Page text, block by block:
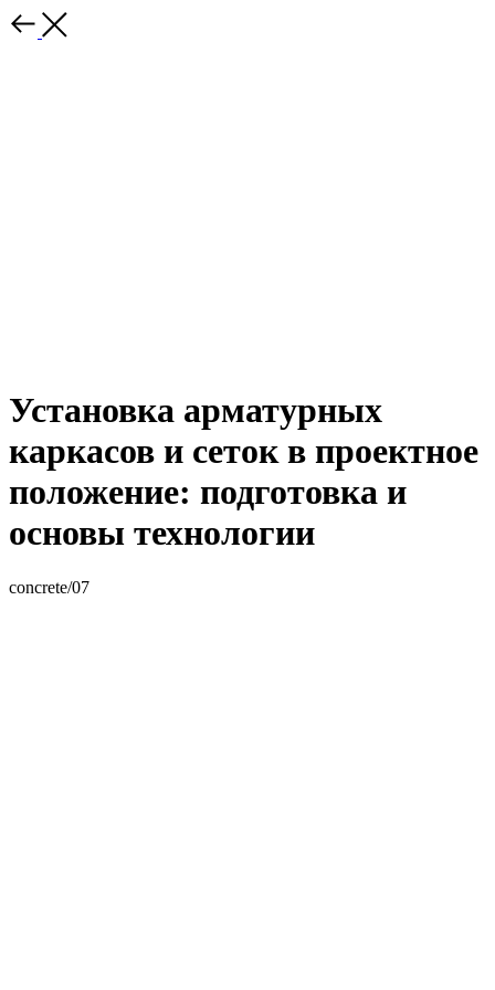
Установка арматурных
каркасов и сеток в проектное
положение: подготовка и
основы технологии
concrete/07